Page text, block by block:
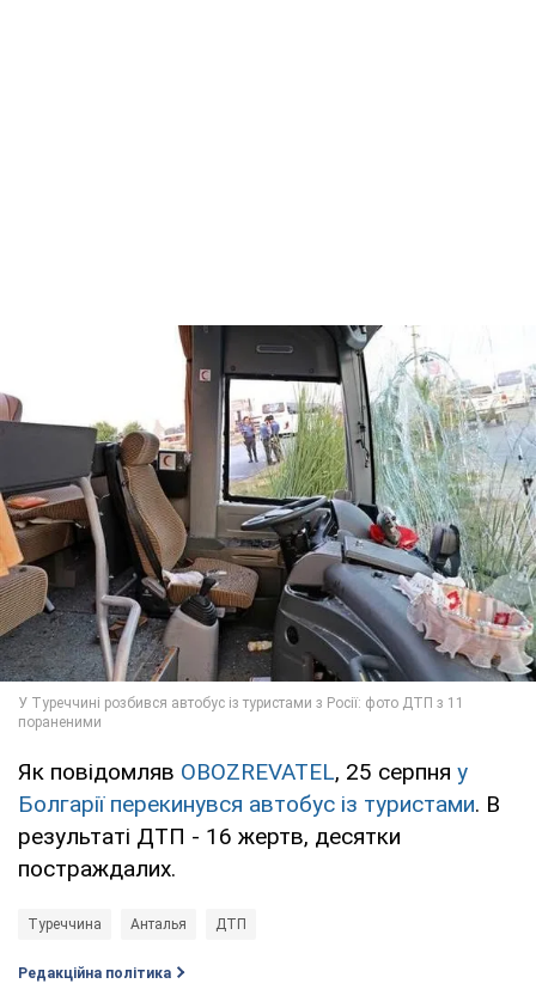
Як повідомляв OBOZREVATEL, 25 серпня у
Болгарії перекинувся автобус із туристами. В
результаті ДТП - 16 жертв, десятки
постраждалих.
Туреччина Анталья ДТП
Редакційна політика